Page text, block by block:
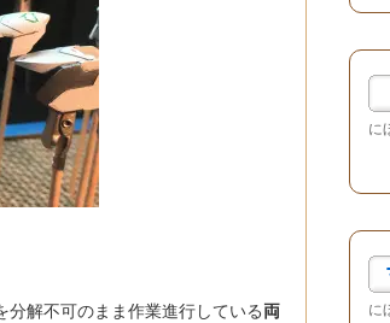
解不可のまま作業進行している両
に
に